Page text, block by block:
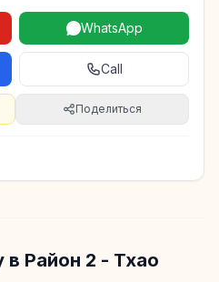
WhatsApp
Call
Поделиться
в Район 2 - Тхао